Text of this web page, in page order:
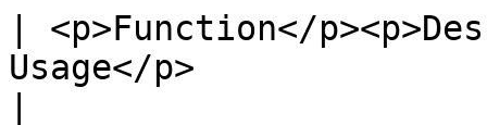
| <p>Function</
Usage</p>